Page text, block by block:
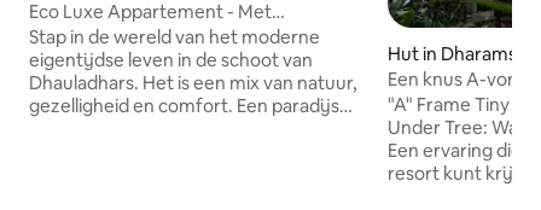
a
Eco Luxe Appartement - Met
Zonsopgang Uitzicht
Stap in de wereld van het moderne
eigentijdse leven in de schoot van
Dhauladhars. Het is een mix van natuur,
gezelligheid en comfort. Een paradijs
Hut in
Een knus A-
Wanderthirst
"A" Frame Tiny
Under Tree:
Een ervaring die
resort kunt krijgen Ervaar het